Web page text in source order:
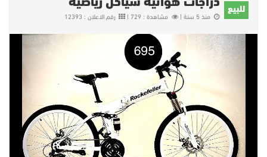
للبيع دراجات هوائية سياكل رياضية
منذ 5 سنة | مشاهدة : 729 | رقم الاعلان : 12393